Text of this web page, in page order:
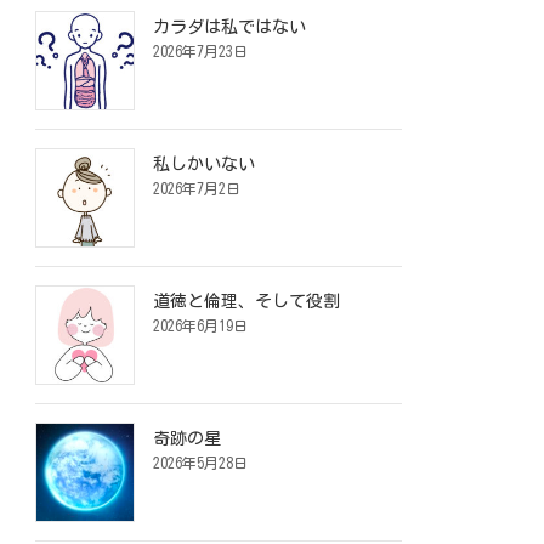
カラダは私ではない
2026年7月23日
私しかいない
2026年7月2日
道徳と倫理、そして役割
2026年6月19日
奇跡の星
2026年5月28日